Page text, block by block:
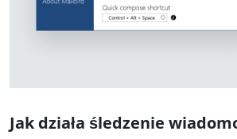
Jak działa śledzenie